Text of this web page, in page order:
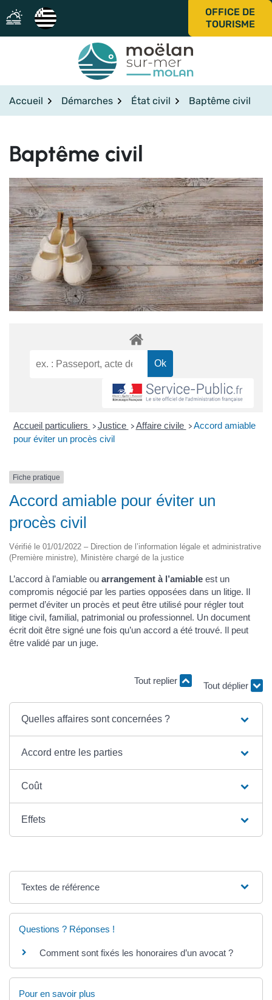
Aller
au
contenu
OFFICE DE
TOURISME
Accueil Démarches État civil Baptême civil
Baptême civil
Accueil particuliers > Justice > Affaire civile > Accord amiable
pour éviter un procès civil
Fiche pratique
Accord amiable pour éviter un
procès civil
Vérifié le 01/01/2022 – Direction de l’information légale et administrative
(Première ministre), Ministère chargé de la justice
L’accord à l’amiable ou arrangement à l’amiable est un
compromis négocié par les parties opposées dans un litige. Il
permet d’éviter un procès et peut être utilisé pour régler tout
litige civil, familial, patrimonial ou professionnel. Un document
écrit doit être signé une fois qu’un accord a été trouvé. Il peut
être validé par un juge.
Tout replier
Tout déplier
Quelles affaires sont concernées ?
Accord entre les parties
Coût
Effets
Textes de référence
Questions ? Réponses !
Comment sont fixés les honoraires d’un avocat ?
Pour en savoir plus